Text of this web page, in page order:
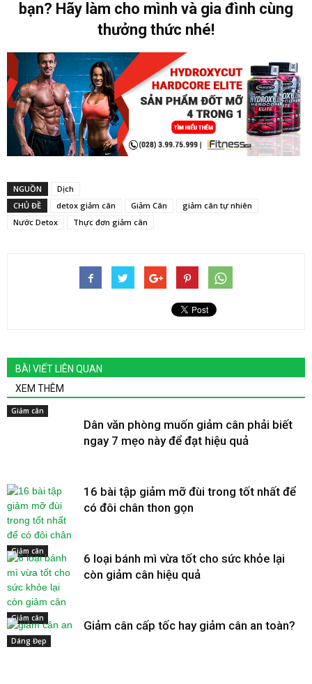
bạn? Hãy làm cho mình và gia đình cùng
thưởng thức nhé!
NGUỒN
Dịch
CHỦ ĐỀ
detox giảm cân Giảm Cân
giảm cân tự nhiên
Nước Detox
Thực đơn giảm cân
BÀI VIẾT LIÊN QUAN
XEM THÊM
Giảm cân
Dân văn phòng muốn giảm cân phải biết
ngay 7 mẹo này để đạt hiệu quả
Giảm cân
16 bài tập giảm mỡ đùi trong tốt nhất để
có đôi chân thon gọn
Giảm cân
6 loại bánh mì vừa tốt cho sức khỏe lại
còn giảm cân hiệu quả
Dáng Đẹp
Giảm cân cấp tốc hay giảm cân an toàn?